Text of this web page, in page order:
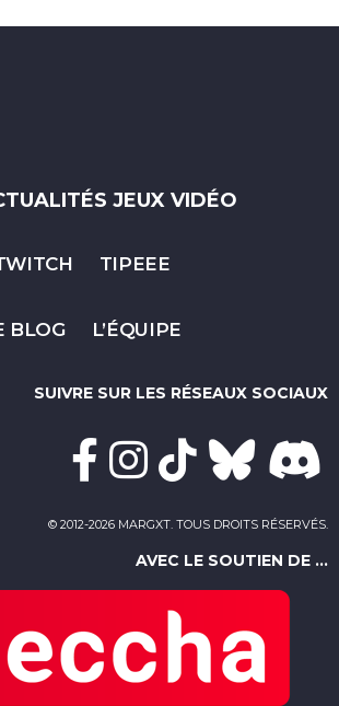
JEUX VIDÉO
TIPEEE
BLOG L’ÉQUIPE
SUIVRE SUR LES RÉSEAUX SOCIAUX
© 2012-2026 MARGXT. TOUS DROITS RÉSERVÉS.
AVEC LE SOUTIEN DE ...